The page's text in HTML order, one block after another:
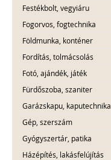
Festékbolt, vegyiáru
Fogorvos, fogtechnika
Földmunka, konténer
Fordítás, tolmácsolás
Fotó, ajándék, játék
Fürdőszoba, szaniter
Garázskapu, kaputechnika
Gép, szerszám
Gyógyszertár, patika
Házépítés, lakásfelújítás